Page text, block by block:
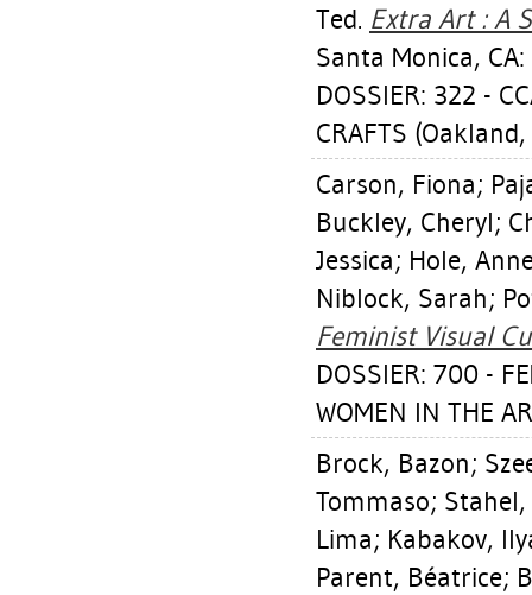
Ted. Extra Art : A
Santa Monica,
DOSSIER: 322 -
CRAFTS (Oakland,
Carson, Fiona;
Buckley, Cheryl;
Jessica; Hole,
Niblock, Sarah;
Feminist Visual
DOSSIER: 700 -
WOMEN IN THE
Brock, Bazon;
Tommaso;
Lima; Kabakov,
Parent, Béatrice;